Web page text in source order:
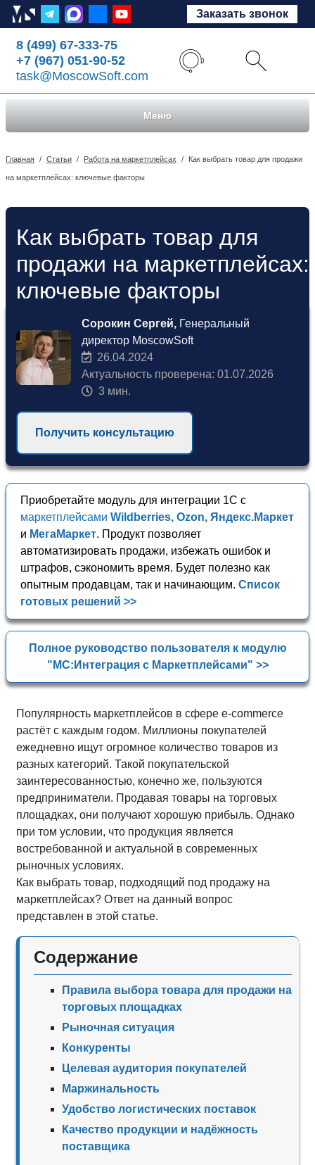
Заказать звонок
8 (499) 67-333-75
+7 (967) 051-90-52
task@MoscowSoft.com
Меню
Главная / Статьи / Работа на маркетплейсах / Как выбрать товар для продажи
на маркетплейсах: ключевые факторы
Как выбрать товар для
продажи на маркетплейсах:
ключевые факторы
Сорокин Сергей, Генеральный
директор MoscowSoft
26.04.2024
Актуальность проверена: 01.07.2026
3 мин.
Получить консультацию
Приобретайте модуль для интеграции 1С с
маркетплейсами Wildberries, Ozon, Яндекс.Маркет
и МегаМаркет. Продукт позволяет
автоматизировать продажи, избежать ошибок и
штрафов, сэкономить время. Будет полезно как
опытным продавцам, так и начинающим. Список
готовых решений >>
Полное руководство пользователя к модулю
"МС:Интеграция с Маркетплейсами" >>
Популярность маркетплейсов в сфере e-commerce
растёт с каждым годом. Миллионы покупателей
ежедневно ищут огромное количество товаров из
разных категорий. Такой покупательской
заинтересованностью, конечно же, пользуются
предприниматели. Продавая товары на торговых
площадках, они получают хорошую прибыль. Однако
при том условии, что продукция является
востребованной и актуальной в современных
рыночных условиях.
Как выбрать товар, подходящий под продажу на
маркетплейсах? Ответ на данный вопрос
представлен в этой статье.
Содержание
Правила выбора товара для продажи на
торговых площадках
Рыночная ситуация
Конкуренты
Целевая аудитория покупателей
Маржинальность
Удобство логистических поставок
Качество продукции и надёжность
поставщика